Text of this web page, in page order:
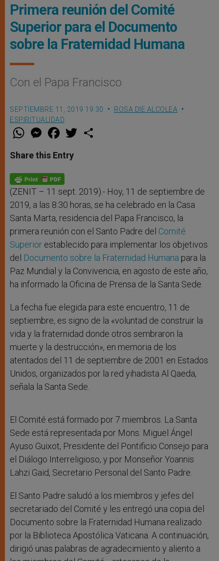
Primera reunión del Comité
Superior para el Documento
sobre la Fraternidad Humana
Con el Papa Francisco
SEPTIEMBRE 11, 2019 19:30
ROSA DIE ALCOLEA
ESPIRITUALIDAD
W
t
s
p
p
M
e
s
e
g
e
F
a
e
b
o
k
w
Share this Entry
(ZENIT – 11 sept. 2019).- Hoy, 11 de septiembre de
2019, a las 8:30 horas, se ha celebrado en la Casa
Santa Marta, residencia del Papa Francisco, la
primera reunión con el Santo Padre del Comité
Superior establecido para implementar los objetivos
del Documento sobre la Fraternidad Humana para la
Paz Mundial y la Convivencia, en agosto de este año,
ha informado la Oficina de Prensa de la Santa Sede.
La fecha fue elegida para este encuentro, 11 de
septiembre, es signo de la «voluntad de construir la
vida y la fraternidad donde otros sembraron la
muerte y la destrucción», en memoria de los
atentados del 11 de septiembre de 2001 en Estados
Unidos, organizados por la red yihadista Al Qaeda,
señala la Santa Sede.
El Comité está formado por 7 miembros. La Santa
Sede está representada por Mons. Miguel Ángel
Ayuso Guixot, Presidente del Pontificio Consejo para
el Diálogo Interreligioso, y por Monseñor Yoannis
Lahzi Gaid, Secretario Personal del Santo Padre.
El Santo Padre saludó a los miembros y jefes del
secretariado del Comité y les entregó una copia del
Documento sobre la Fraternidad Humana realizado
por la Biblioteca Apostólica Vaticana. A continuación,
dirigió unas palabras de agradecimiento y aliento a